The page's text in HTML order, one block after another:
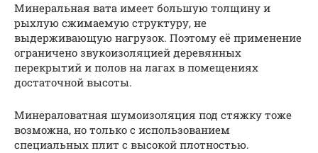
Минеральная вата имеет большую толщину и
рыхлую сжимаемую структуру, не
выдерживающую нагрузок. Поэтому её применение
ограничено звукоизоляцией деревянных
перекрытий и полов на лагах в помещениях
достаточной высоты.
Минераловатная шумоизоляция под стяжку тоже
возможна, но только с использованием
специальных плит с высокой плотностью.